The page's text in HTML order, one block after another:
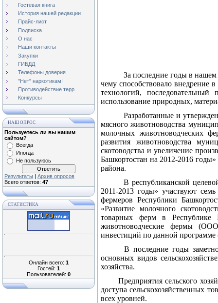
Гостевая книга
История нашей редакции
Прайс-лист
Подписка
О нас
Наши контакты
Закупки
ГИБДД
Телефоны доверия
"Нет" наркотикам!
Противодействие терр...
Конкурсы
НАШ ОПРОС
Пользуетесь ли вы нашим
сайтом?
Всегда
Иногда
Не пользуюсь
Результаты | Архив опросов
Всего ответов: 47
СТАТИСТИКА
Онлайн всего: 1
Гостей: 1
Пользователей: 0
За последние годы в нашем
чему способствовало внедрение
технологий, последовательный
использование природных,
Разработанные и
мясного животноводства
молочных животноводческих
развития животноводства
скотоводства и увеличение
Башкортостан на 2012-2016
района.
В республиканской
2011-2013 годы» участвуют
фермеров Республики
«Развитие молочного
товарных ферм в Республике
животноводческие фермы
инвестиций по данной программе
В последние годы
основных видов
хозяйства.
Предприятия сельского
доступа сельскохозяйственных
всех уровней.